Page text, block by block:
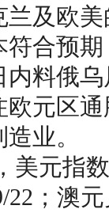
及欧
合预
料俄
元区
业。
元指数
22；澳